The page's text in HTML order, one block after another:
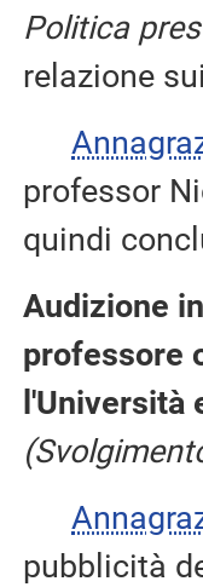
Politica
relazione
professor
quindi
Audizione
professore
l'Università
pubblicità